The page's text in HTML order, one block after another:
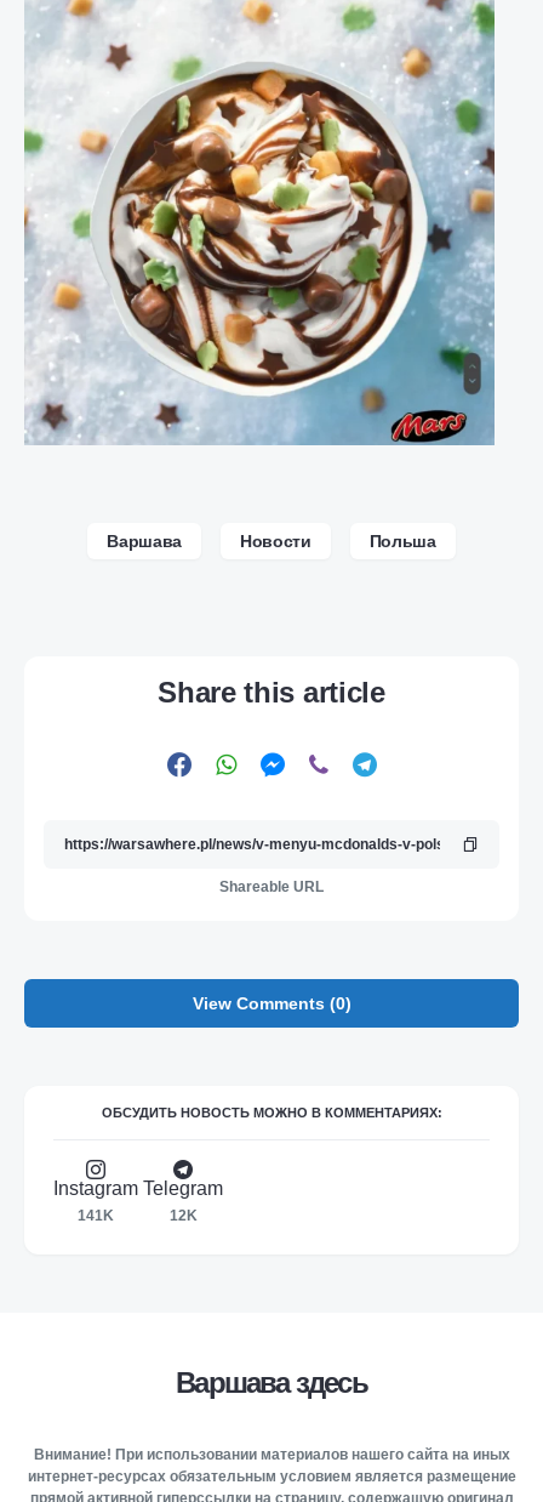
Варшава Новости Польша
Share this article
Shareable URL
View Comments (0)
ОБСУДИТЬ НОВОСТЬ МОЖНО В КОММЕНТАРИЯХ:
Instagram
141K
Telegram
12K
Варшава здесь
Внимание! При использовании материалов нашего сайта на иных
интернет-ресурсах обязательным условием является размещение
прямой активной гиперссылки на страницу, содержащую оригинал